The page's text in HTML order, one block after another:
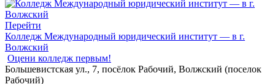
Перейти
Колледж Международный юридический институт — в г.
Волжский
Оцени колледж первым!
Большевистская ул., 7, посёлок Рабочий, Волжский (поселок
Рабочий)